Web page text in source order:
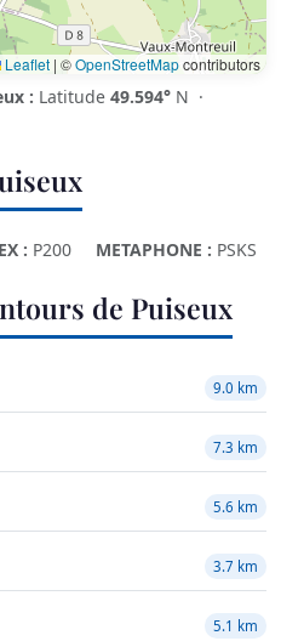
Leaflet | ©OpenStreetMapcontributors
: Latitude 49.594° N ·
: P200 METAPHONE : PSKS
de Puiseux
9.0 km
7.3 km
5.6 km
3.7 km
5.1 km